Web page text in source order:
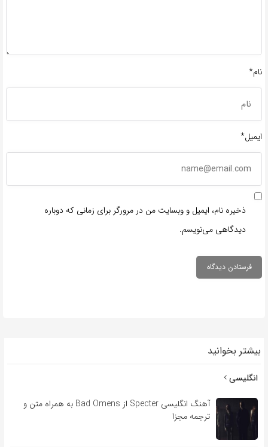
نام*
ایمیل*
ذخیره نام، ایمیل و وبسایت من در مرورگر برای زمانی که دوباره
دیدگاهی می‌نویسم.
بیشتر بخوانید
انگلیسی
آهنگ انگلیسی Specter از Bad Omens به همراه متن و
ترجمه مجزا